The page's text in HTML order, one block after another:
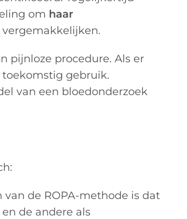
om haar
pijnloze procedure. Als er
toekomstig gebruik.
van een bloedonderzoek
van de ROPA-methode is dat
de andere als